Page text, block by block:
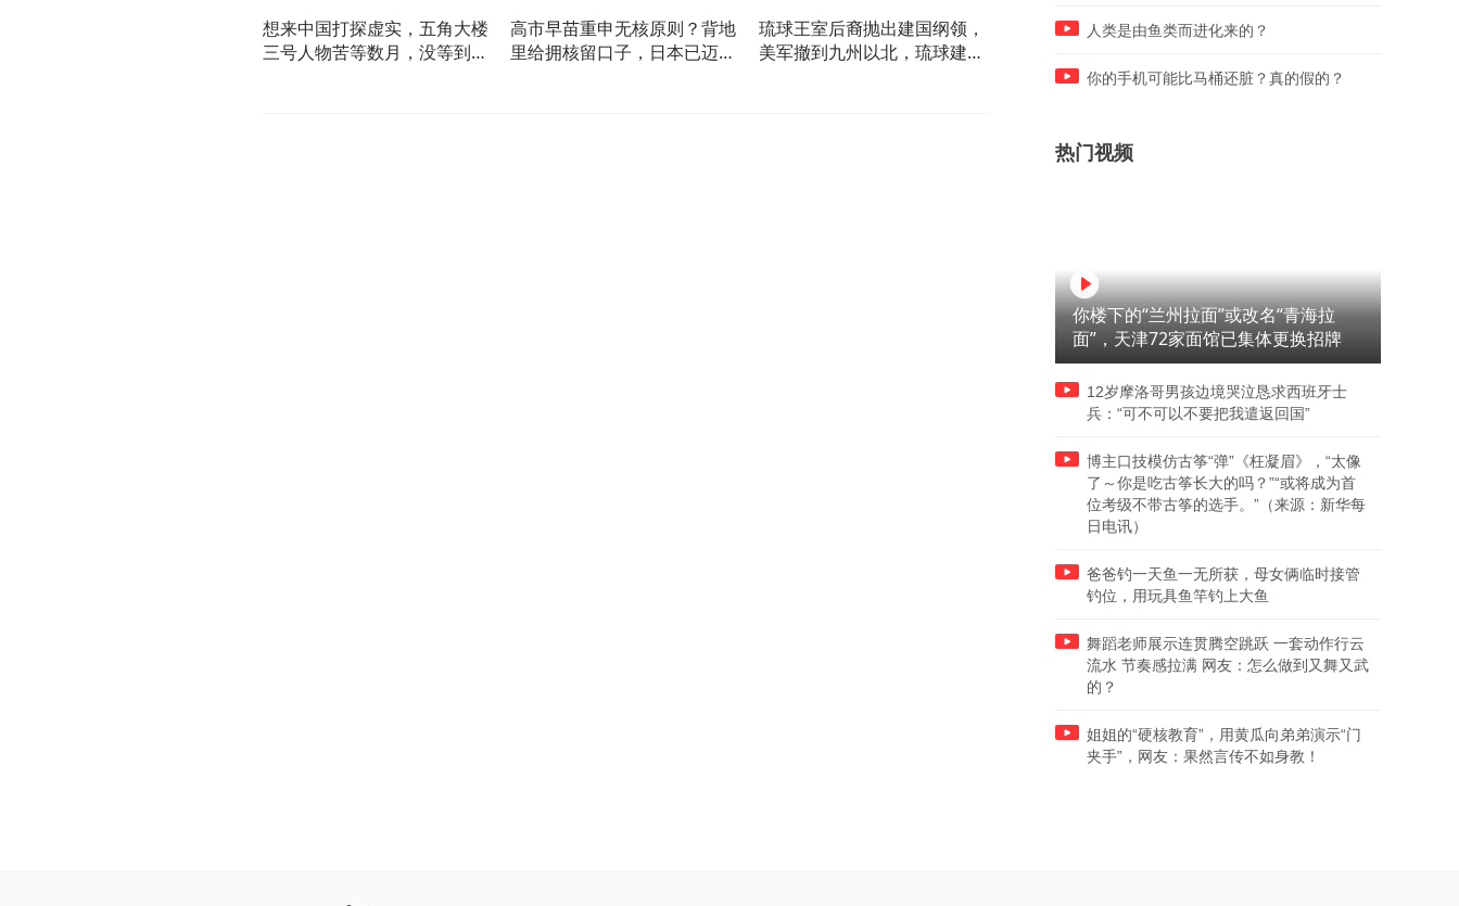
想来中国打探虚实，五角大楼
三号人物苦等数月，没等到访
高市早苗重申无核原则？背地
里给拥核留口子，日本已迈入
琉球王室后裔抛出建国纲领，
美军撤到九州以北，琉球建自
革命卫队司令暗示寻求“拥核”
特朗普气坏了，誓言让泄密
人类是由鱼类而进化来的？
你的手机可能比马桶还脏？真的假的？
热门视频
你楼下的“兰州拉面”或改名“青海拉
面”，天津72家面馆已集体更换招牌
12岁摩洛哥男孩边境哭泣恳求西班牙士
兵：“可不可以不要把我遣返回国”
博主口技模仿古筝“弹”《枉凝眉》，“太像
了～你是吃古筝长大的吗？”“或将成为首
位考级不带古筝的选手。”（来源：新华每
日电讯）
爸爸钓一天鱼一无所获，母女俩临时接管
钓位，用玩具鱼竿钓上大鱼
舞蹈老师展示连贯腾空跳跃 一套动作行云
流水 节奏感拉满 网友：怎么做到又舞又武
的？
姐姐的“硬核教育”，用黄瓜向弟弟演示“门
夹手”，网友：果然言传不如身教！